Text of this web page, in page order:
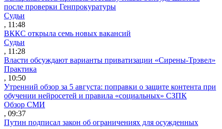
после проверки Генпрокуратуры
Судьи
, 11:48
ВККС открыла семь новых вакансий
Судьи
, 11:28
Власти обсуждают варианты приватизации «Сирены-Трэвел»
Практика
, 10:50
Утренний обзор за 5 августа: поправки о защите контента при
обучении нейросетей и правила «социальных» СЗПК
Обзор СМИ
, 09:37
Путин подписал закон об ограничениях для осужденных